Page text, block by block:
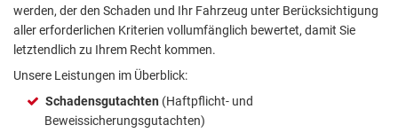
werden, der den Schaden und Ihr Fahrzeug unter Berücksichtigung
aller erforderlichen Kriterien vollumfänglich bewertet, damit Sie
letztendlich zu Ihrem Recht kommen.
Unsere Leistungen im Überblick:
Schadensgutachten (Haftpflicht- und
Beweissicherungsgutachten)